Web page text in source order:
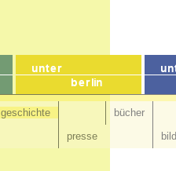
geschichte
presse
bücher